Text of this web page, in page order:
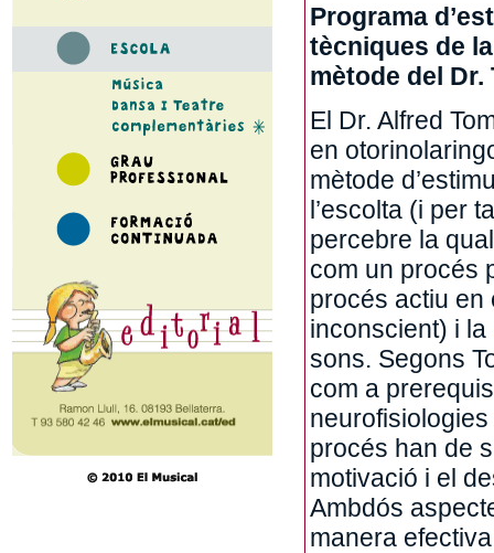
Programa
tècniques de
mètode del Dr.
El Dr. Alfred
en
mètode
l’escolta (i per
percebre la
com un procés
procés actiu en
inconscient) i
sons. Segons
com a
procés han de
motivació i el
Ambdós
manera